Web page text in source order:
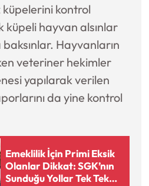
küpelerini kontrol
küpeli hayvan alsınlar
Hayvanların
veteriner hekimler
yapılarak verilen
da yine kontrol
Emeklilik İçin Primi Eksik
Olanlar Dikkat: SGK’nın
Sunduğu Yollar Tek Tek